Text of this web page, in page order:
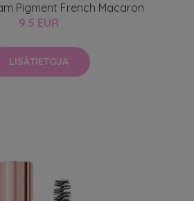
Pigment French Macaron
9.5 EUR
LISÄTIETOJA